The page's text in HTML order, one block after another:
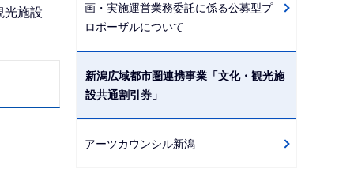
光施設
画・実施運営業務委託に係る公募型プ
ロポーザルについて
新潟広域都市圏連携事業「文化・観光施
設共通割引券」
アーツカウンシル新潟